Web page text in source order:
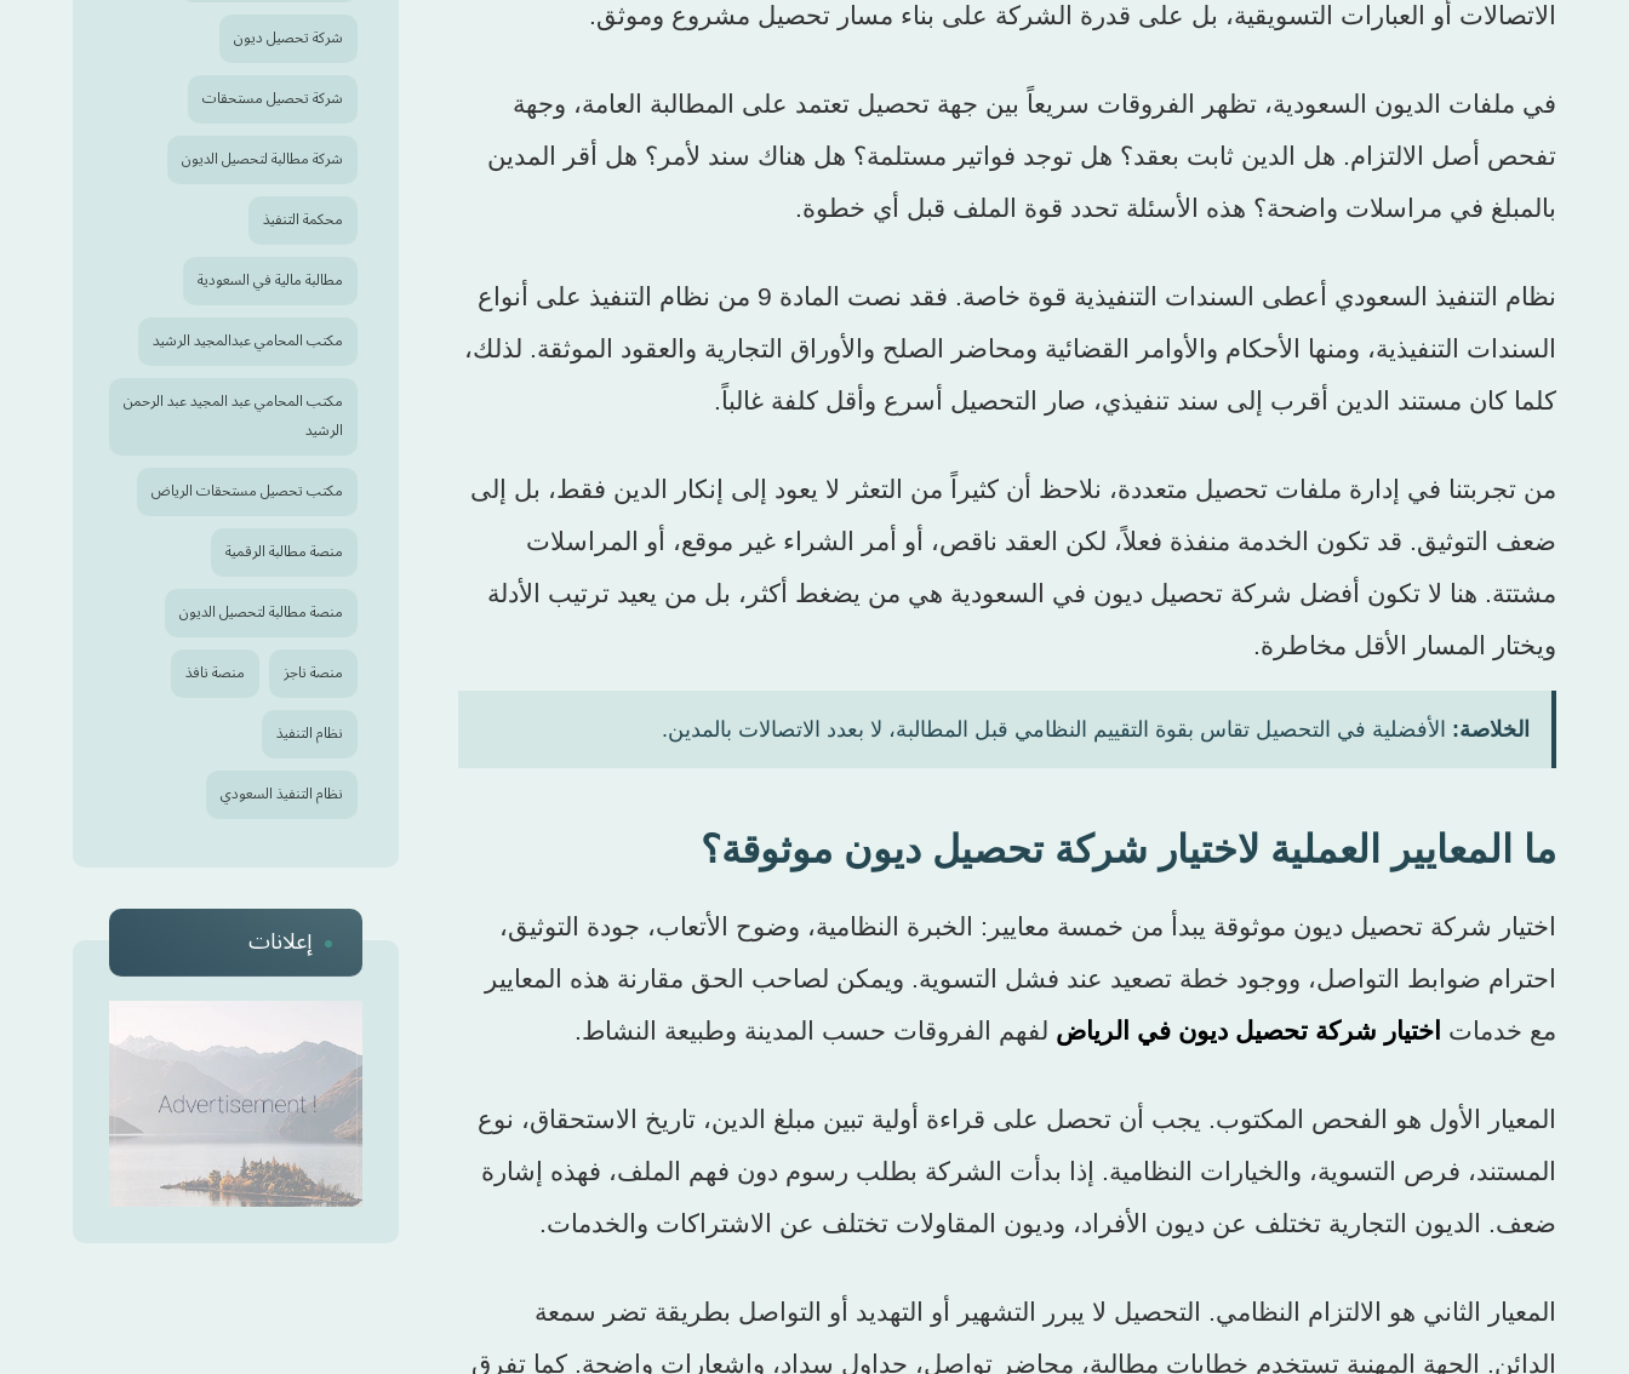
الاتصالات أو العبارات التسويقية، بل على قدرة الشركة على بناء مسار تحصيل مشروع وموثق.
في ملفات الديون السعودية، تظهر الفروقات سريعاً بين جهة تحصيل تعتمد على المطالبة العامة، وجهة
تفحص أصل الالتزام. هل الدين ثابت بعقد؟ هل توجد فواتير مستلمة؟ هل هناك سند لأمر؟ هل أقر المدين
بالمبلغ في مراسلات واضحة؟ هذه الأسئلة تحدد قوة الملف قبل أي خطوة.
نظام التنفيذ السعودي أعطى السندات التنفيذية قوة خاصة. فقد نصت المادة 9 من نظام التنفيذ على أنواع
السندات التنفيذية، ومنها الأحكام والأوامر القضائية ومحاضر الصلح والأوراق التجارية والعقود الموثقة. لذلك،
كلما كان مستند الدين أقرب إلى سند تنفيذي، صار التحصيل أسرع وأقل كلفة غالباً.
من تجربتنا في إدارة ملفات تحصيل متعددة، نلاحظ أن كثيراً من التعثر لا يعود إلى إنكار الدين فقط، بل إلى
ضعف التوثيق. قد تكون الخدمة منفذة فعلاً، لكن العقد ناقص، أو أمر الشراء غير موقع، أو المراسلات
مشتتة. هنا لا تكون أفضل شركة تحصيل ديون في السعودية هي من يضغط أكثر، بل من يعيد ترتيب الأدلة
ويختار المسار الأقل مخاطرة.
الخلاصة: الأفضلية في التحصيل تقاس بقوة التقييم النظامي قبل المطالبة، لا بعدد الاتصالات بالمدين.
ما المعايير العملية لاختيار شركة تحصيل ديون موثوقة؟
اختيار شركة تحصيل ديون موثوقة يبدأ من خمسة معايير: الخبرة النظامية، وضوح الأتعاب، جودة التوثيق،
احترام ضوابط التواصل، ووجود خطة تصعيد عند فشل التسوية. ويمكن لصاحب الحق مقارنة هذه المعايير
مع خدمات اختيار شركة تحصيل ديون في الرياض لفهم الفروقات حسب المدينة وطبيعة النشاط.
المعيار الأول هو الفحص المكتوب. يجب أن تحصل على قراءة أولية تبين مبلغ الدين، تاريخ الاستحقاق، نوع
المستند، فرص التسوية، والخيارات النظامية. إذا بدأت الشركة بطلب رسوم دون فهم الملف، فهذه إشارة
ضعف. الديون التجارية تختلف عن ديون الأفراد، وديون المقاولات تختلف عن الاشتراكات والخدمات.
المعيار الثاني هو الالتزام النظامي. التحصيل لا يبرر التشهير أو التهديد أو التواصل بطريقة تضر سمعة
الدائن. الجهة المهنية تستخدم خطابات مطالبة، محاضر تواصل، جداول سداد، وإشعارات واضحة. كما تفرق
شركة تحصيل ديون
شركة تحصيل مستحقات
شركة مطالبة لتحصيل الديون
محكمة التنفيذ
مطالبة مالية في السعودية
مكتب المحامي عبدالمجيد الرشيد
مكتب المحامي عبد المجيد عبد الرحمن
الرشيد
مكتب تحصيل مستحقات الرياض
منصة مطالبة الرقمية
منصة مطالبة لتحصيل الديون
منصة ناجز
منصة نافذ
نظام التنفيذ
نظام التنفيذ السعودي
إعلانات